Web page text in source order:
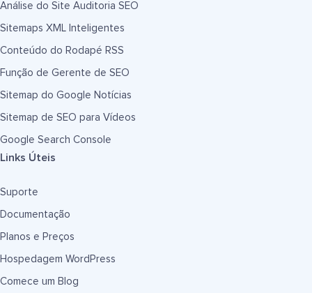
Análise do Site Auditoria SEO
Sitemaps XML Inteligentes
Conteúdo do Rodapé RSS
Função de Gerente de SEO
Sitemap do Google Notícias
Sitemap de SEO para Vídeos
Google Search Console
Links Úteis
Suporte
Documentação
Planos e Preços
Hospedagem WordPress
Comece um Blog